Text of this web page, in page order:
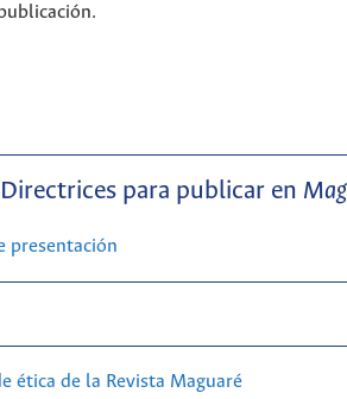
Directrices para publicar en
presentación
ética de la Revista Maguaré